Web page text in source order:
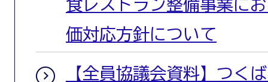
食レストラン整備事業に
価対応方針について
【全員協議会資料】つく